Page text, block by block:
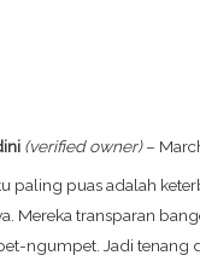
(verified owner) –
paling puas adalah
Mereka transparan
ngumpet. Jadi tenang